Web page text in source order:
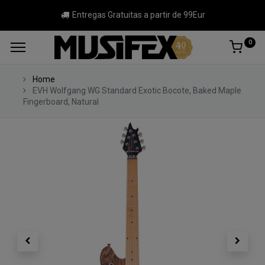
Entregas Gratuitas a partir de 99Eur
0
Home
EVH Wolfgang WG Standard Exotic Bocote, Baked Maple
Fingerboard, Natural